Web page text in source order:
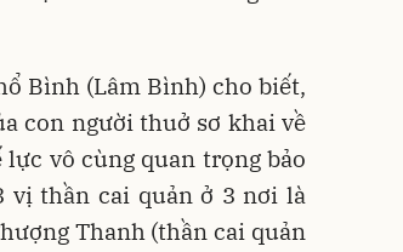
Bình (Lâm Bình) cho biết,
con người thuở sơ khai về
vô cùng quan trọng bảo
vị thần cai quản ở 3 nơi là
Thanh (thần cai quản